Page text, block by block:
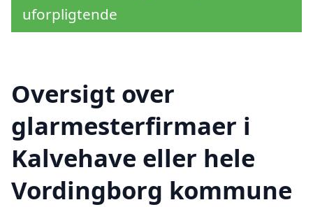
uforpligtende
Oversigt over
glarmesterfirmaer i
Kalvehave eller hele
Vordingborg kommune